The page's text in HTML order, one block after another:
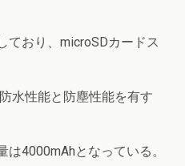
ており、microSDカードス
水性能と防塵性能を有す
4000mAhとなっている。